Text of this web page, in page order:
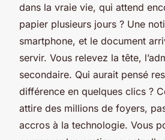
dans la vraie vie, qui attend
papier plusieurs jours ? Une
smartphone, et le document
servir. Vous relevez la tête,
secondaire. Qui aurait pensé
différence en quelques clics ?
attire des millions de foyers,
accros à la technologie. Vous